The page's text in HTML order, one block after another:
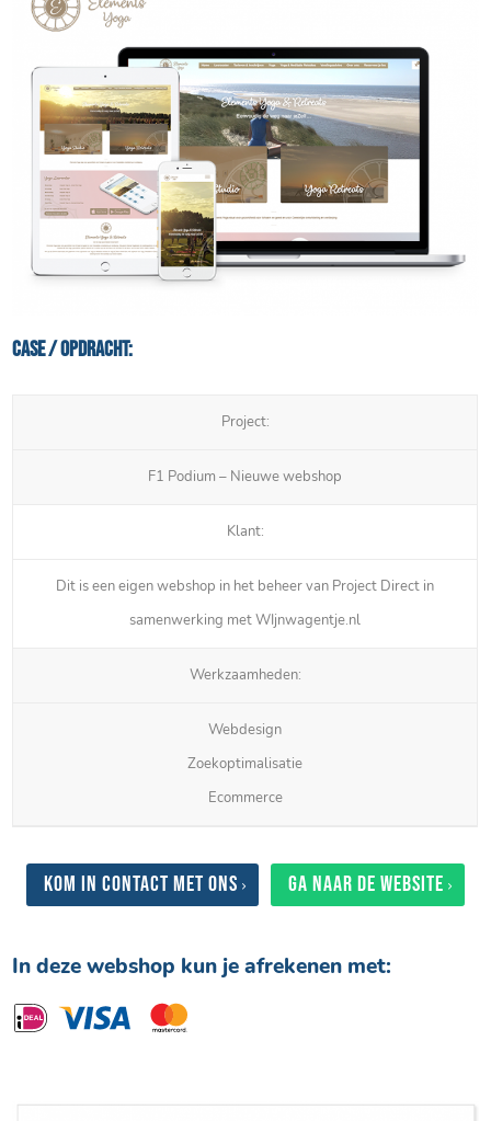
Case / Opdracht:
Project:
F1 Podium – Nieuwe webshop
Klant:
Dit is een eigen webshop in het beheer van Project Direct in
samenwerking met WIjnwagentje.nl
Werkzaamheden:
Webdesign
Zoekoptimalisatie
Ecommerce
Kom in contact met ons Ga naar de website
In deze webshop kun je afrekenen met: